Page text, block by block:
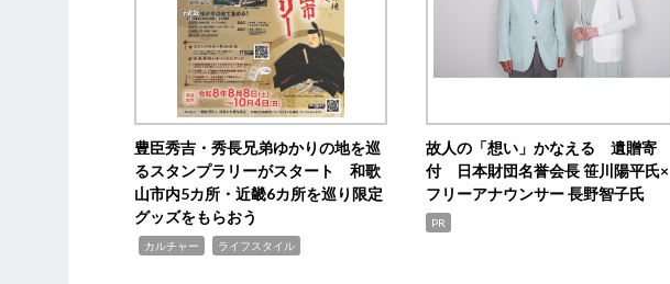
豊臣秀吉・秀長兄弟ゆかりの地を巡
るスタンプラリーがスタート 和歌
山市内5カ所・近畿6カ所を巡り限定
グッズをもらおう
カルチャー ライフスタイル
故人の「想い」かなえる 遺贈寄
付 日本財団名誉会長 笹川陽平氏×
フリーアナウンサー 長野智子氏
PR